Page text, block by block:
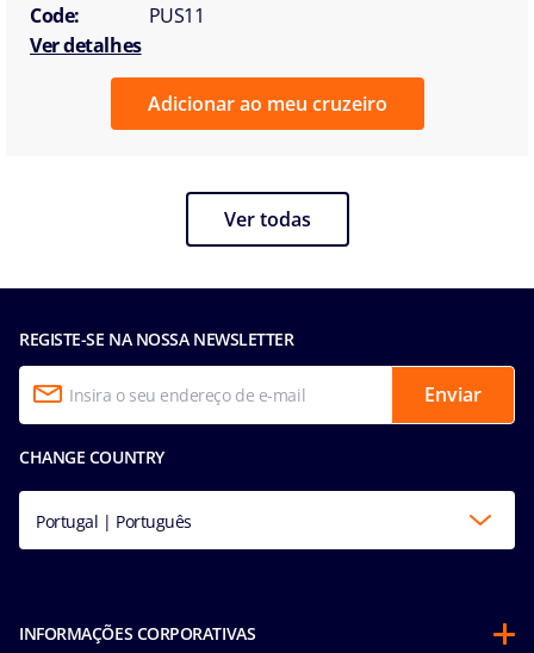
Code:
PUS11
Ver detalhes
Adicionar ao meu cruzeiro
Ver todas
REGISTE-SE NA NOSSA NEWSLETTER
Enviar
CHANGE COUNTRY
Portugal | Português
INFORMAÇÕES CORPORATIVAS